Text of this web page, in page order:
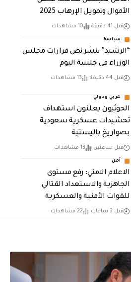
الأموال وتمويـل الإرهـاب 2025
قبل 41 دقيقة 10 مشاهدات
سياسة
“الرشيد” تنشر نص قرارات مجلس
الوزراء في جلسة اليوم
قبل 44 دقيقة 13 مشاهدات
عربي ودولي
الحوثيون يعلنون استهداف
تحشيدات عسكرية سعودية
بصواريخ باليستية
قبل ساعتين 13 مشاهدات
أمن
الاعلام الامني: رفع مستوى
الجاهزية والاستعداد القتالي
للقوات الأمنية والعسكرية
قبل 3 ساعات 22 مشاهدات